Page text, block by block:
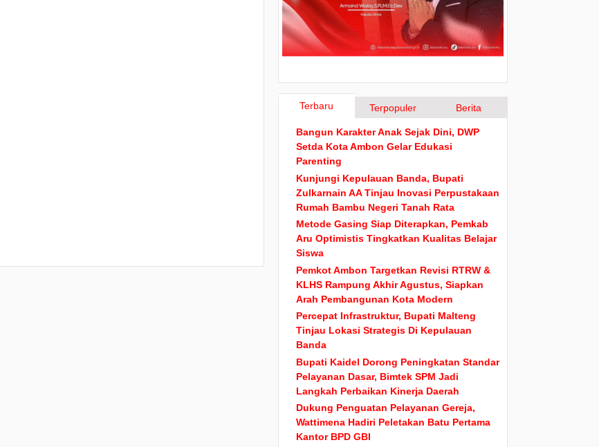
Terbaru Terpopuler Berita
Bangun Karakter Anak Sejak Dini, DWP
Setda Kota Ambon Gelar Edukasi
Parenting
Kunjungi Kepulauan Banda, Bupati
Zulkarnain AA Tinjau Inovasi Perpustakaan
Rumah Bambu Negeri Tanah Rata
Metode Gasing Siap Diterapkan, Pemkab
Aru Optimistis Tingkatkan Kualitas Belajar
Siswa
Pemkot Ambon Targetkan Revisi RTRW &
KLHS Rampung Akhir Agustus, Siapkan
Arah Pembangunan Kota Modern
Percepat Infrastruktur, Bupati Malteng
Tinjau Lokasi Strategis Di Kepulauan
Banda
Bupati Kaidel Dorong Peningkatan Standar
Pelayanan Dasar, Bimtek SPM Jadi
Langkah Perbaikan Kinerja Daerah
Dukung Penguatan Pelayanan Gereja,
Wattimena Hadiri Peletakan Batu Pertama
Kantor BPD GBI